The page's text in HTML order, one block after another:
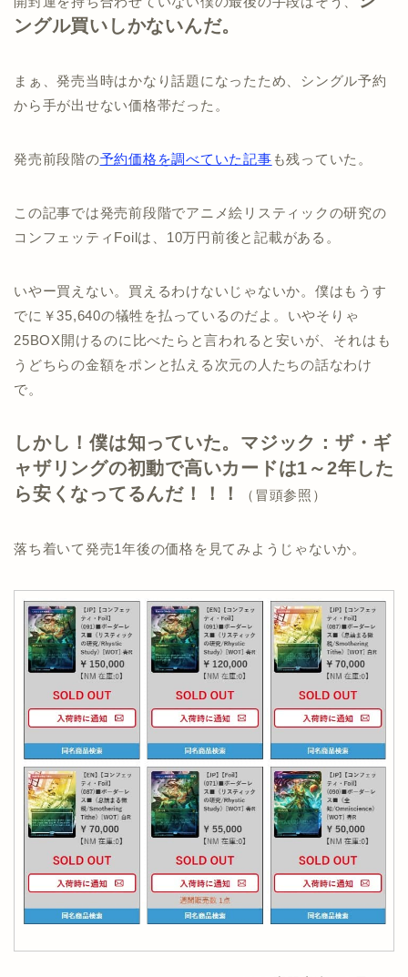
ングル買いしかないんだ。
まぁ、発売当時はかなり話題になったため、シングル予約
から手が出せない価格帯だった。
発売前段階の予約価格を調べていた記事 も残っていた。
この記事では発売前段階でアニメ絵リスティックの研究の
コンフェッティFoilは、10万円前後と記載がある。
いやー買えない。買えるわけないじゃないか。僕はもうす
でに￥35,640の犠牲を払っているのだよ。いやそりゃ
25BOX開けるのに比べたらと言われると安いが、それはも
うどちらの金額をポンと払える次元の人たちの話なわけ
で。
しかし！僕は知っていた。マジック：ザ・ギ
ャザリングの初動で高いカードは1～2年した
ら安くなってるんだ！！！
（冒頭参照）
落ち着いて発売1年後の価格を見てみようじゃないか。